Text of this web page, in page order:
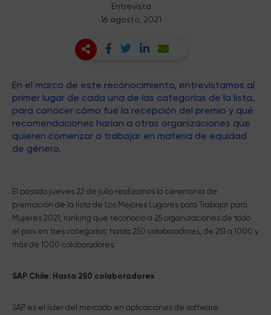
Entrevista
16 agosto, 2021
En el marco de este reconocimiento, entrevistamos al
primer lugar de cada una de las categorías de la lista,
para conocer cómo fue la recepción del premio y qué
recomendaciones harían a otras organizaciones que
quieren comenzar a trabajar en materia de equidad
de género.
El pasado jueves 22 de julio realizamos la ceremonia de
premiación de la lista de Los Mejores Lugares para Trabajar para
Mujeres 2021, ranking que reconoció a 25 organizaciones de todo
el país en tres categorías: hasta 250 colaboradores, de 251 a 1000 y
más de 1000 colaboradores.
SAP Chile: Hasta 250 colaboradores
SAP es el líder del mercado en aplicaciones de software